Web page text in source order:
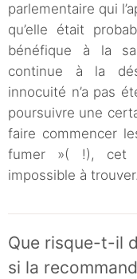
parlementaire qui
qu’elle était
bénéfique à la
continue à la
innocuité n’a pas
poursuivre une
faire commencer
fumer »( !), cet
impossible à trouver.
Que risque-t-il
si la